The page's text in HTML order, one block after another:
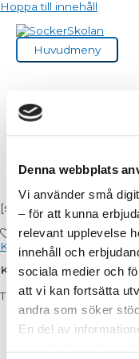
Denna webbplats
Vi använder små
– för att kunna
relevant upplevelse
innehåll och
sociala medier och
att vi kan fortsätta
andra som söker
En del av
Hoppa till innehåll
Huvudmeny
[ss_featured_image]
0gillar
Klicka för att gilla!
Kål
Ta spetskål eller vit/rödkål
Strimla halvstora
smör/olja.